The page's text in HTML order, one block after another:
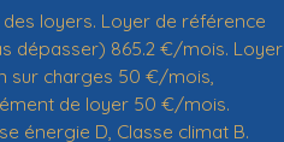
loyers. Loyer de référence
dépasser) 865.2 €/mois. Loyer
sur charges 50 €/mois,
de loyer 50 €/mois.
énergie D, Classe climat B.